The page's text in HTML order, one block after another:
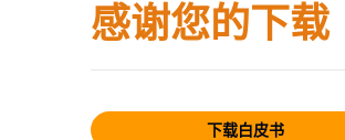
感谢您的下载
下载白皮书